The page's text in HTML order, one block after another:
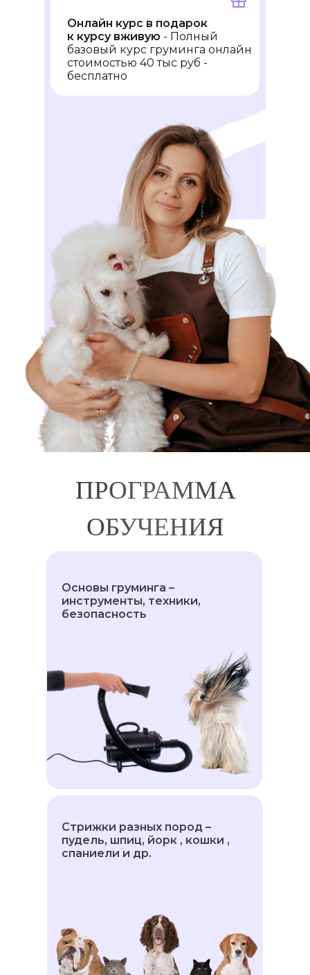
Онлайн курс в подарок
к курсу вживую - Полный
базовый курс груминга онлайн
стоимостью 40 тыс руб -
бесплатно
Основы груминга –
инструменты, техники,
безопасность
Стрижки разных пород –
пудель, шпиц, йорк , кошки ,
спаниели и др.
ПРОГРАММА
ОБУЧЕНИЯ